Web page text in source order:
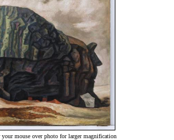
your mouse over photo for larger magnification